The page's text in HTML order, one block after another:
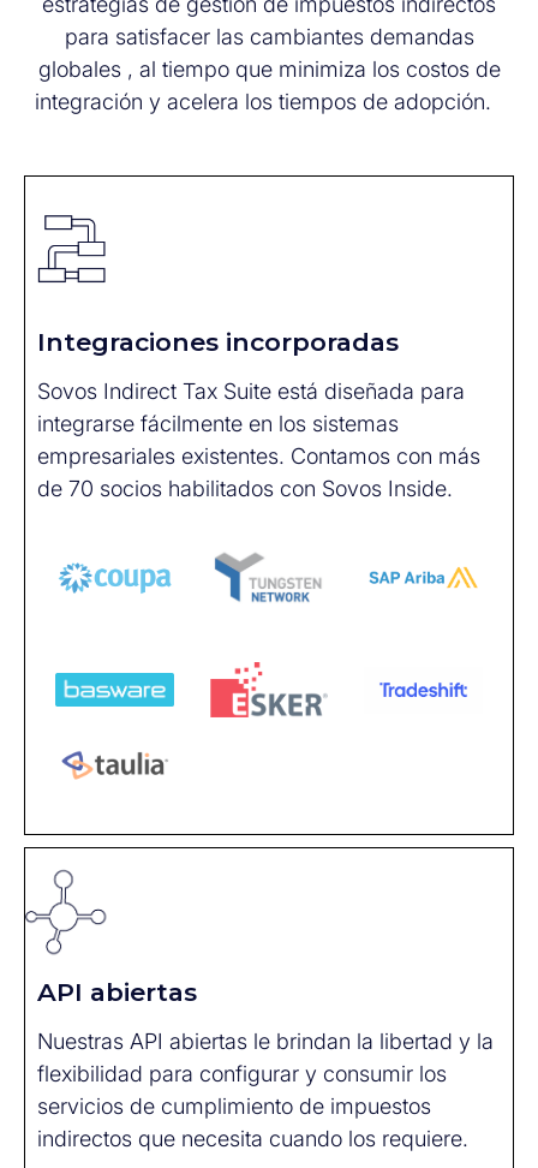
para satisfacer las cambiantes demandas
globales , al tiempo que minimiza los costos de
integración y acelera los tiempos de adopción.
Integraciones incorporadas
Sovos Indirect Tax Suite está diseñada para
integrarse fácilmente en los sistemas
empresariales existentes. Contamos con más
de 70 socios habilitados con Sovos Inside.
API abiertas
Nuestras API abiertas le brindan la libertad y la
flexibilidad para configurar y consumir los
servicios de cumplimiento de impuestos
indirectos que necesita cuando los requiere.